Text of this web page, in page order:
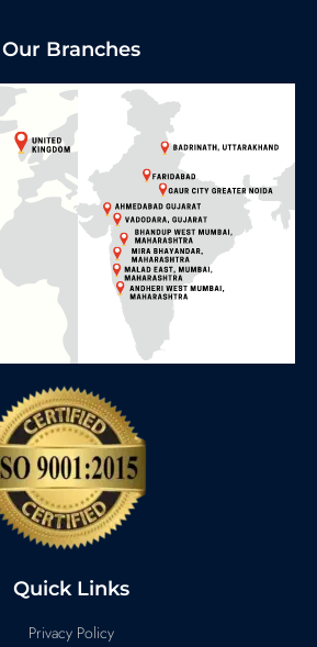
Our Branches
Quick Links
Privacy Policy